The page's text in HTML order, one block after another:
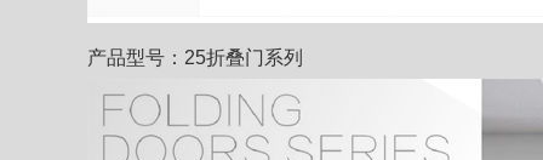
产品型号：25折叠门系列